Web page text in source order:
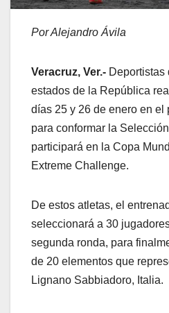
Por Alejandro Ávila
Veracruz, Ver.- Deportistas
estados de la República
días 25 y 26 de enero en el
para conformar la
participará en la Copa
Extreme Challenge.
De estos atletas, el
seleccionará a 30
segunda ronda, para
de 20 elementos que
Lignano Sabbiadoro, Italia.